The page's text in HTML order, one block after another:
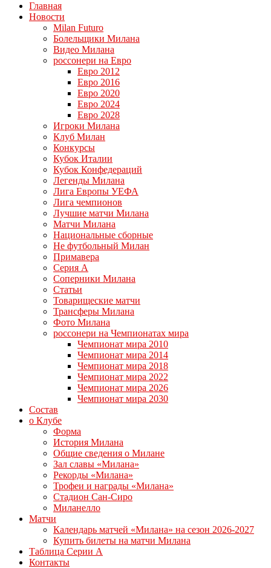
Главная
Новости
Milan Futuro
Болельщики Милана
Видео Милана
россонери на Евро
Евро 2012
Евро 2016
Евро 2020
Евро 2024
Евро 2028
Игроки Милана
Клуб Милан
Конкурсы
Кубок Италии
Кубок Конфедераций
Легенды Милана
Лига Европы УЕФА
Лига чемпионов
Лучшие матчи Милана
Матчи Милана
Национальные сборные
Не футбольный Милан
Примавера
Серия А
Соперники Милана
Статьи
Товарищеские матчи
Трансферы Милана
Фото Милана
россонери на Чемпионатах мира
Чемпионат мира 2010
Чемпионат мира 2014
Чемпионат мира 2018
Чемпионат мира 2022
Чемпионат мира 2026
Чемпионат мира 2030
Состав
о Клубе
Форма
История Милана
Общие сведения о Милане
Зал славы «Милана»
Рекорды «Милана»
Трофеи и награды «Милана»
Стадион Сан-Сиро
Миланелло
Матчи
Календарь матчей «Милана» на сезон 2026-2027
Купить билеты на матчи Милана
Таблица Серии А
Контакты